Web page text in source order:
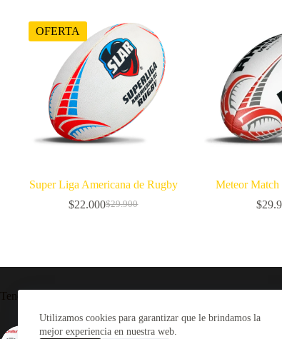
Utilizamos cookies para garantizar que le brindamos la
mejor experiencia en nuestra web.
OFERTA
Super Liga Americana de Rugby
$29.900
El
$22.000El
Meteor
$
Tendencia ahora
Camiseta Rugby Selknam